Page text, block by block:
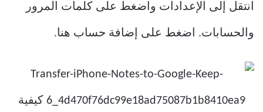
انتقل إلى الإعدادات واضغط على كلمات المرور
والحسابات. اضغط على إضافة حساب هنا.